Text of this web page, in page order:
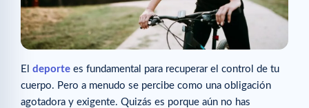
El deporte es fundamental para recuperar el control de tu
cuerpo. Pero a menudo se percibe como una obligación
agotadora y exigente. Quizás es porque aún no has